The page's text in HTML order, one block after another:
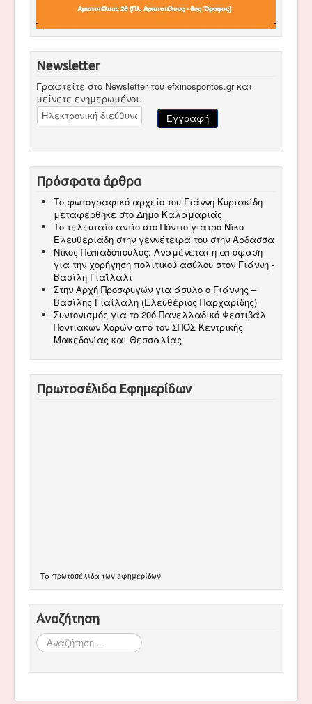
Newsletter
Γραφτείτε στο Newsletter του efxinospontos.gr και
μείνετε ενημερωμένοι.
Πρόσφατα άρθρα
Το φωτογραφικό αρχείο του Γιάννη Κυριακίδη
μεταφέρθηκε στο Δήμο Καλαμαριάς
Το τελευταίο αντίο στο Πόντιο γιατρό Νίκο
Ελευθεριάδη στην γεννέτειρά του στην Άρδασσα
Νίκος Παπαδόπουλος: Αναμένεται η απόφαση
για την χορήγηση πολιτικού ασύλου στον Γιάννη -
Βασίλη Γιαϊλαλί
Στην Αρχή Προσφυγών για άσυλο ο Γιάννης –
Βασίλης Γιαϊλαλή (Ελευθέριος Παρχαρίδης)
Συντονισμός για το 20ό Πανελλαδικό Φεστιβάλ
Ποντιακών Χορών από τον ΣΠΟΣ Κεντρικής
Μακεδονίας και Θεσσαλίας
Πρωτοσέλιδα Εφημερίδων
Τα πρωτοσέλιδα των εφημερίδων
Αναζήτηση
Αναζήτηση...